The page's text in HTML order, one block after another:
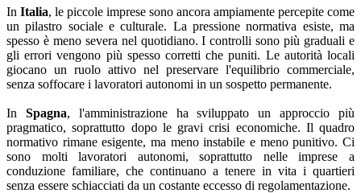
In Italia, le piccole imprese sono ancora ampiamente percepite come
un pilastro sociale e culturale. La pressione normativa esiste, ma
spesso è meno severa nel quotidiano. I controlli sono più graduali e
gli errori vengono più spesso corretti che puniti. Le autorità locali
giocano un ruolo attivo nel preservare l'equilibrio commerciale,
senza soffocare i lavoratori autonomi in un sospetto permanente.
In Spagna, l'amministrazione ha sviluppato un approccio più
pragmatico, soprattutto dopo le gravi crisi economiche. Il quadro
normativo rimane esigente, ma meno instabile e meno punitivo. Ci
sono molti lavoratori autonomi, soprattutto nelle imprese a
conduzione familiare, che continuano a tenere in vita i quartieri
senza essere schiacciati da un costante eccesso di regolamentazione.